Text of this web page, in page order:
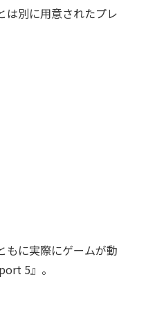
別に用意されたプレ
に実際にゲームが動
5』。